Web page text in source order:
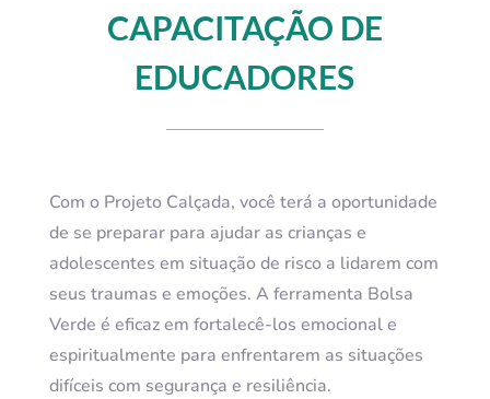
CAPACITAÇÃO DE
EDUCADORES
Com o Projeto Calçada, você terá a oportunidade
de se preparar para ajudar as crianças e
adolescentes em situação de risco a lidarem com
seus traumas e emoções. A ferramenta Bolsa
Verde é eficaz em fortalecê-los emocional e
espiritualmente para enfrentarem as situações
difíceis com segurança e resiliência.